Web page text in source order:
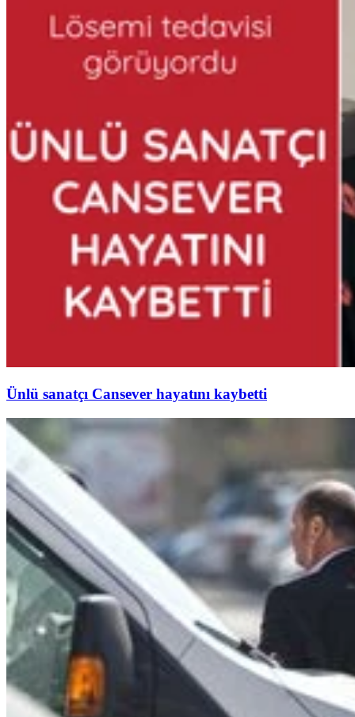
Ünlü sanatçı Cansever hayatını kaybetti